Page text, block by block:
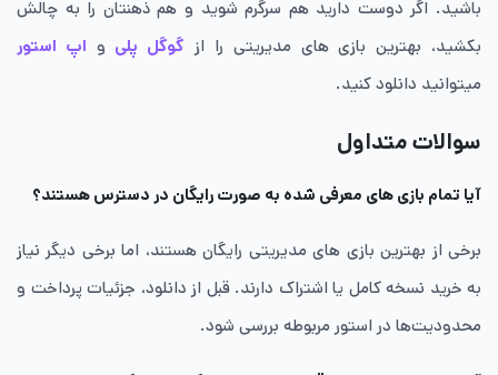
باشید. اگر دوست دارید هم سرگرم شوید و هم ذهنتان را به چالش
بکشید، بهترین بازی های مدیریتی را از گوگل پلی و اپ استور
میتوانید دانلود کنید.
سوالات متداول
آیا تمام بازی های معرفی شده به صورت رایگان در دسترس هستند؟
برخی از بهترین بازی های مدیریتی رایگان هستند، اما برخی دیگر نیاز
به خرید نسخه کامل یا اشتراک دارند. قبل از دانلود، جزئیات پرداخت و
محدودیت‌ها در استور مربوطه بررسی شود.